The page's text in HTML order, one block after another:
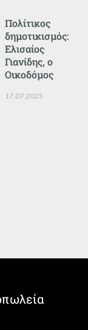
Πολίτικος
δημοτικισμός:
Ελισαίος
Γιανίδης, ο
Οικοδόμος
17.07.2023